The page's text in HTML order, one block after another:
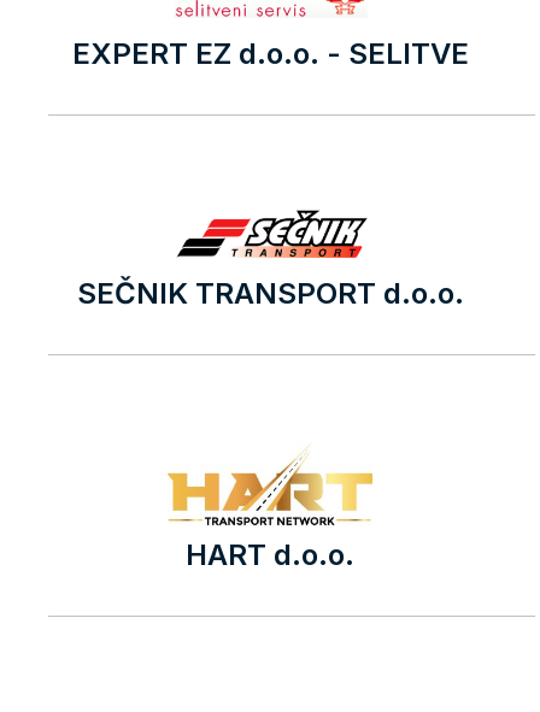
EXPERT EZ d.o.o. - SELITVE
SEČNIK TRANSPORT d.o.o.
HART d.o.o.